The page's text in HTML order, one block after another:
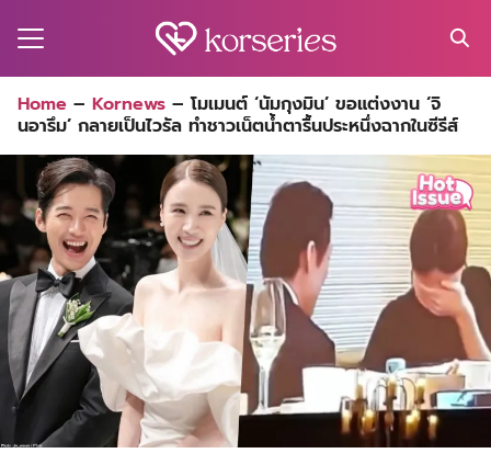
for:
Home – Kornews –โมเมนต์ ‘นัมกุงมิน’ ขอแต่งงาน ‘จิ
นอารึม’ กลายเป็นไวรัล ทำชาวเน็ตน้ำตารื้นประหนึ่งฉากในซีรีส์